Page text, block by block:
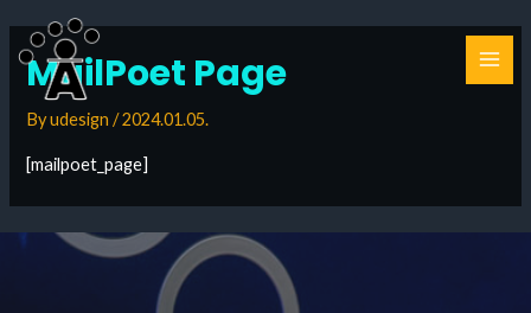
contentMailPoet Page
Byudesign/2024.01.05.
[mailpoet_page]